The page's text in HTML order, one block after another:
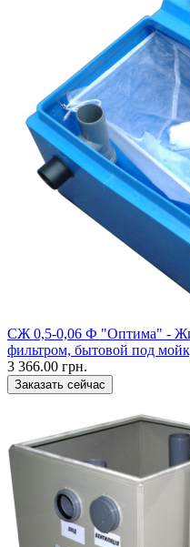
СЖ 0,5-0,06 Ф "Оптима" -
фильтром, бытовой под
3 366.00 грн.
Заказать сейчас